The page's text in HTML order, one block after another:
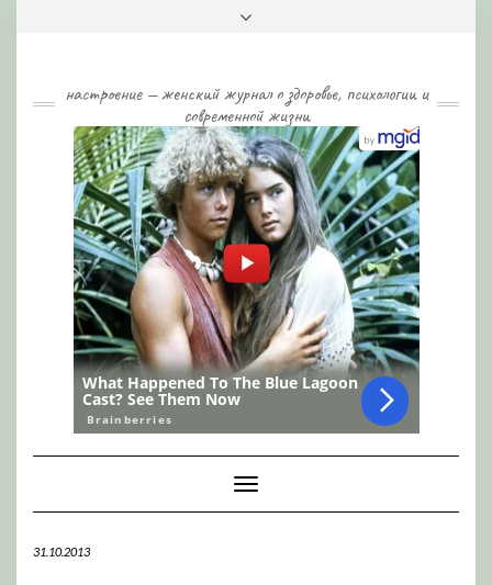
настроение — женский журнал о здоровье, психологии и
современной жизни
Toggle
Navigation
31.10.2013